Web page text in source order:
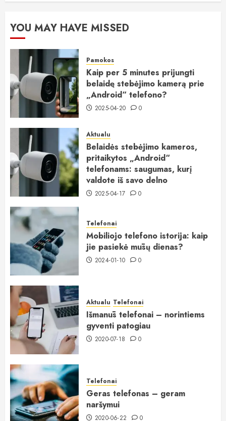
YOU MAY HAVE MISSED
Pamokos
Kaip per 5 minutes prijungti
belaidę stebėjimo kamerą prie
„Android“ telefono?
2025-04-20 0
Aktualu
Belaidės stebėjimo kameros,
pritaikytos „Android“
telefonams: saugumas, kurį
valdote iš savo delno
2025-04-17 0
Telefonai
Mobiliojo telefono istorija: kaip
jie pasiekė mūsų dienas?
2024-01-10 0
Aktualu Telefonai
Išmanūs telefonai – norintiems
gyventi patogiau
2020-07-18 0
Telefonai
Geras telefonas – geram
naršymui
2020-06-22 0